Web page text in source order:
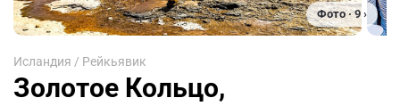
Фото · 9 ›
Исландия / Рейкьявик
Золотое Кольцо,